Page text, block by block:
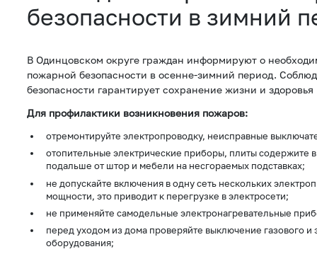
безопасности в зимний
В Одинцовском округе граждан информируют о
пожарной безопасности в осенне-зимний период.
безопасности гарантирует сохранение жизни и
Для профилактики возникновения пожаров:
отремонтируйте электропроводку, неисправные
отопительные электрические приборы, плиты содержите
подальше от штор и мебели на несгораемых подставках;
не допускайте включения в одну сеть нескольких
мощности, это приводит к перегрузке в электросети;
не применяйте самодельные электронагревательные
перед уходом из дома проверяйте выключение газового и
оборудования;